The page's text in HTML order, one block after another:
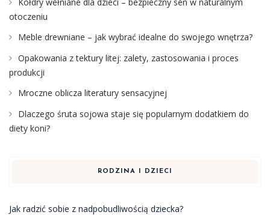
otoczeniu
Meble drewniane – jak wybrać idealne do swojego wnętrza?
Opakowania z tektury litej: zalety, zastosowania i proces
produkcji
Mroczne oblicza literatury sensacyjnej
Dlaczego śruta sojowa staje się popularnym dodatkiem do
diety koni?
RODZINA I DZIECI
Jak radzić sobie z nadpobudliwością dziecka?